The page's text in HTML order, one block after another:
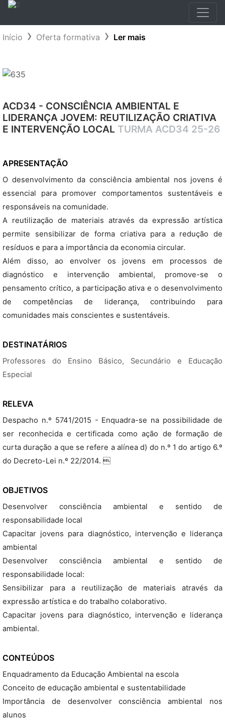
Início Oferta formativa Ler mais
ACD34 - CONSCIÊNCIA AMBIENTAL E
LIDERANÇA JOVEM: REUTILIZAÇÃO CRIATIVA
E INTERVENÇÃO LOCAL TURMA ACD34 25-26
APRESENTAÇÃO
O desenvolvimento da consciência ambiental nos jovens é
essencial para promover comportamentos sustentáveis e
responsáveis na comunidade.
A reutilização de materiais através da expressão artística
permite sensibilizar de forma criativa para a redução de
resíduos e para a importância da economia circular.
Além disso, ao envolver os jovens em processos de
diagnóstico e intervenção ambiental, promove-se o
pensamento crítico, a participação ativa e o desenvolvimento
de competências de liderança, contribuindo para
comunidades mais conscientes e sustentáveis.
DESTINATÁRIOS
Professores do Ensino Básico, Secundário e Educação
Especial
RELEVA
Despacho n.º 5741/2015 - Enquadra-se na possibilidade de
ser reconhecida e certificada como ação de formação de
curta duração a que se refere a alínea d) do n.º 1 do artigo 6.º
do Decreto-Lei n.º 22/2014. 
OBJETIVOS
Desenvolver consciência ambiental e sentido de
responsabilidade local
Capacitar jovens para diagnóstico, intervenção e liderança
ambiental
Desenvolver consciência ambiental e sentido de
responsabilidade local:
Sensibilizar para a reutilização de materiais através da
expressão artística e do trabalho colaborativo.
Capacitar jovens para diagnóstico, intervenção e liderança
ambiental.
CONTEÚDOS
Enquadramento da Educação Ambiental na escola
Conceito de educação ambiental e sustentabilidade
Importância de desenvolver consciência ambiental nos
alunos